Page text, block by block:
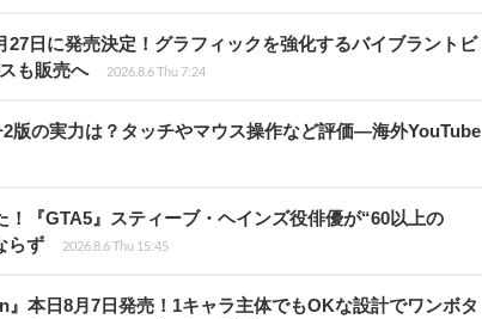
27日に発売決定！グラフィックを強化するバイブラントビ
も販売へ
2026.8.6 Thu 7:24
版の実力は？タッチやマウス操作など評価―海外YouTube
！『GTA5』スティーブ・ヘインズ役俳優が“60以上の
らず
2026.8.6 Thu 15:45
本日8月7日発売！1キャラ主体でもOKな設計でワンボタ